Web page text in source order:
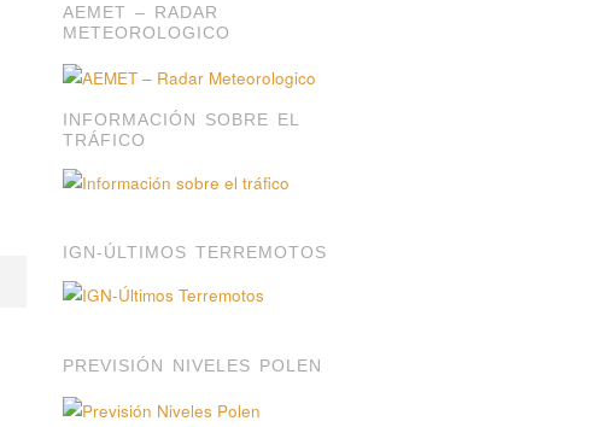
AEMET – RADAR
METEOROLOGICO
INFORMACIÓN SOBRE EL
TRÁFICO
IGN-ÚLTIMOS TERREMOTOS
PREVISIÓN NIVELES POLEN